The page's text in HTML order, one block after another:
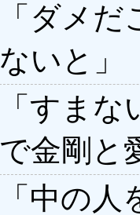
「ダメ
ないと」
「すま
で金剛と
「中の